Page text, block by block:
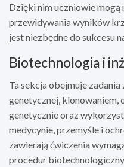
Dzięki nim uczniowie
przewidywania wyników
jest niezbędne do sukcesu
Biotechnologia i
Ta sekcja obejmuje
genetycznej,
genetycznie oraz
medycynie, przemyśle i
zawierają ćwiczenia
procedur